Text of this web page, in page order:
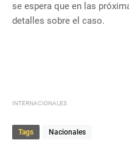
se espera que en las
detalles sobre el caso.
INTERNACIONALES
Tags Nacionales